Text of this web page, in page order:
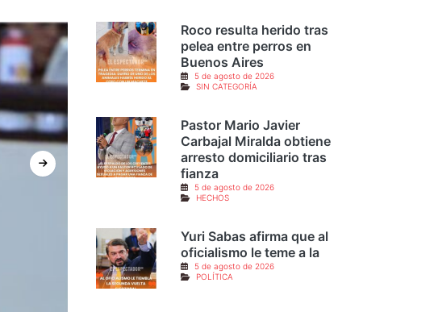
Roco resulta herido tras
pelea entre perros en
Buenos Aires
5 de agosto de 2026
SIN CATEGORÍA
Pastor Mario Javier
Carbajal Miralda obtiene
arresto domiciliario tras
fianza
5 de agosto de 2026
HECHOS
Yuri Sabas afirma que al
oficialismo le teme a la
5 de agosto de 2026
POLÍTICA